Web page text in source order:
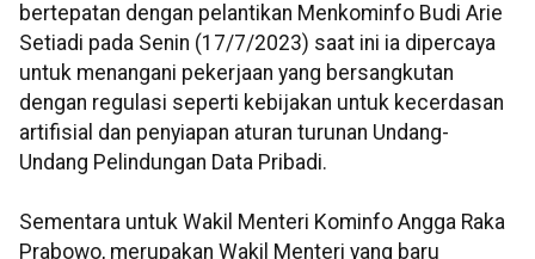
bertepatan dengan pelantikan Menkominfo Budi Arie
Setiadi pada Senin (17/7/2023) saat ini ia dipercaya
untuk menangani pekerjaan yang bersangkutan
dengan regulasi seperti kebijakan untuk kecerdasan
artifisial dan penyiapan aturan turunan Undang-
Undang Pelindungan Data Pribadi.
Sementara untuk Wakil Menteri Kominfo Angga Raka
Prabowo, merupakan Wakil Menteri yang baru